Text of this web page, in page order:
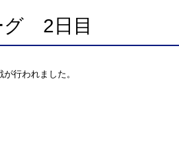
グ 2日目
行われました。